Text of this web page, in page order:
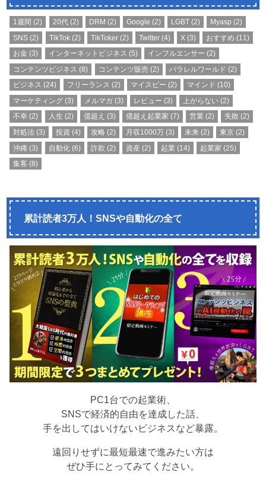
1週間 (2) 20代(2) DRM (2) Google (2) LGBT (2) Myasp (2)
SNS (2) TikTok(2) TikToker(2) Twitter (4) X (3) おすすめ (11)
お金 (3) インターネットビジネス (5) インフルエンサー (2)
コンテンツビジネス (8) コンテンツ販売 (2) パラレルワールド (2)
ビジネス (24) フリーランス (2) マイスピー (2) マインド (10)
マーケティング (3) メルマガ(3) レビュー (3) 上がらない (2)
不幸 (2) 人生 (2) 億超え (3) 億超え起業家 (7) 営業 (2) 失敗 (2)
対処法 (3) 投資 (4) 攻略 (2) 月収1000万 (3) 未来 (2) 東京 (2)
沖縄 (3) 自動化(6) 詐欺 (2) 資産 (2) 起業 (14) 起業家 (25)
集客 (8)
累計読者3万人！SNSや自動化の全て
PC1台での起業術、
SNSで経済的自由を達成した話、
手を出してはいけないビジネスなど暴露。
遠回りせずに最短最速で進みたい方は
ぜひ手にとってみてください。